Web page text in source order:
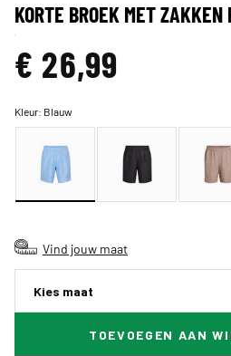
KORTE BROEK MET ZAKKEN
€ 26,99
Kleur: Blauw
Vind jouw maat
Kies maat
TOEVOEGEN AAN